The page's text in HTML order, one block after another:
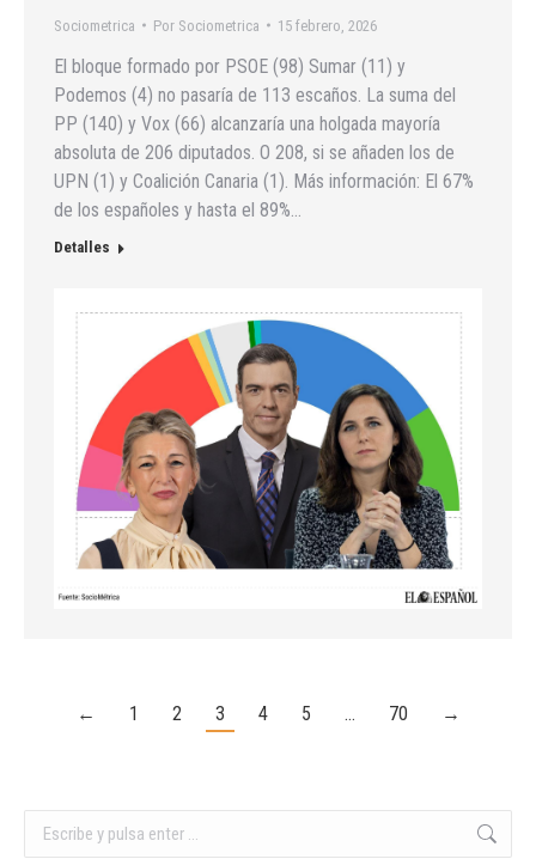
Sociometrica Por Sociometrica 15 febrero, 2026
El bloque formado por PSOE (98) Sumar (11) y
Podemos (4) no pasaría de 113 escaños. La suma del
PP (140) y Vox (66) alcanzaría una holgada mayoría
absoluta de 206 diputados. O 208, si se añaden los de
UPN (1) y Coalición Canaria (1). Más información: El 67%
de los españoles y hasta el 89%…
Detalles
← 1 2 3 4 5 … 70 →
Buscar: